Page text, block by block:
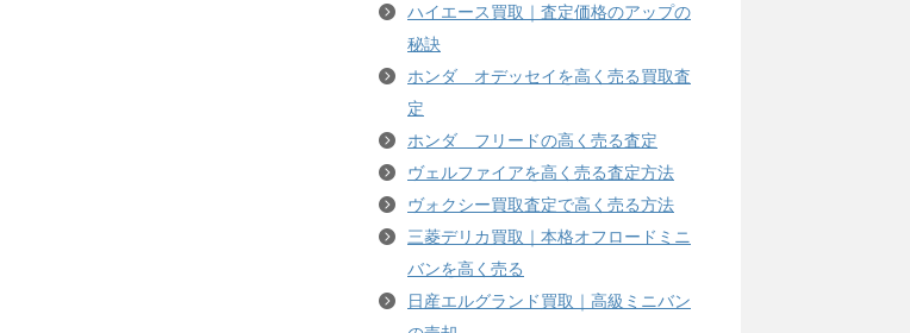
ハイエース買取｜査定価格のアップの
秘訣
ホンダ オデッセイを高く売る買取査
定
ホンダ フリードの高く売る査定
ヴェルファイアを高く売る査定方法
ヴォクシー買取査定で高く売る方法
三菱デリカ買取｜本格オフロードミニ
バンを高く売る
日産エルグランド買取｜高級ミニバン